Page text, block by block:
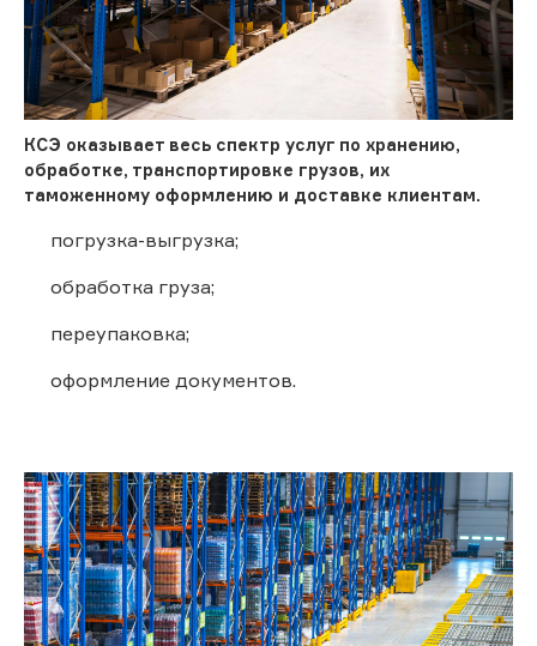
КСЭ оказывает весь спектр услуг по хранению,
обработке, транспортировке грузов, их
таможенному оформлению и доставке клиентам.
погрузка-выгрузка;
обработка груза;
переупаковка;
оформление документов.